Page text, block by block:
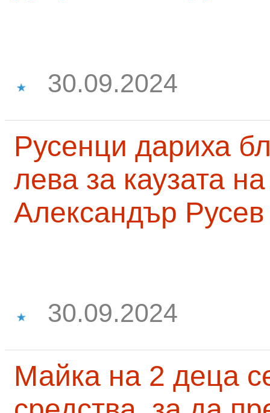
30.09.2024
Русенци дариха
лева за каузата
Александър Русев
30.09.2024
Майка на 2 деца